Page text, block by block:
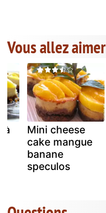
Vous allez aimer
à
Mini cheese
cake mangue
banane
speculos